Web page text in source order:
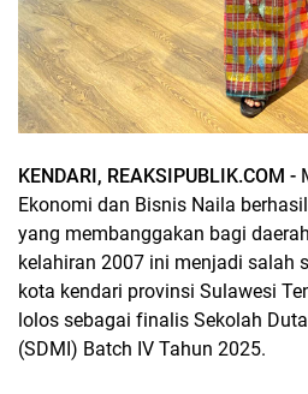
KENDARI, REAKSIPUBLIK.COM -
Ekonomi dan Bisnis Naila
yang membanggakan bagi
kelahiran 2007 ini menjadi salah
kota kendari provinsi Sulawesi
lolos sebagai finalis Sekolah
(SDMI) Batch IV Tahun 2025.